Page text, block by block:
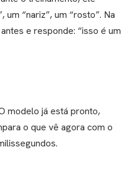
“nariz”, um “rosto”. Na
e responde: “isso é um
modelo já está pronto,
o que vê agora com o